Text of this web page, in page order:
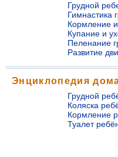
Грудной
Гимнастика
Кормление
Купание и
Пеленание
Развитие
Энциклопедия
Грудной
Коляска
Кормление
Туалет